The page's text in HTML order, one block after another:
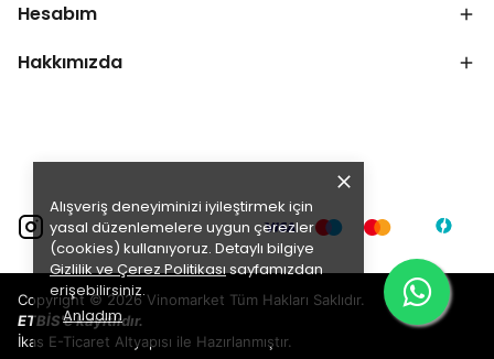
Alışveriş deneyiminizi iyileştirmek için
yasal düzenlemelere uygun çerezler
(cookies) kullanıyoruz. Detaylı bilgiye
Gizlilik ve Çerez Politikasısayfamızdan
erişebilirsiniz.
Anladım
Hesabım
Hakkımızda
Copyright © 2026 Vinomarket Tüm Hakları Saklıdır.
ETBİS'e kayıtlıdır.
İkas E-Ticaret Altyapısı ile Hazırlanmıştır.